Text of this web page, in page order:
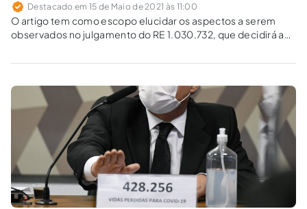
Destacado em 15 de Maio de 2021 às 11:00
O artigo tem como escopo elucidar os aspectos a serem
observados no julgamento do RE 1.030.732, que decidirá a
Paulo (SP), que proíbe a produção e comercialização de “foie